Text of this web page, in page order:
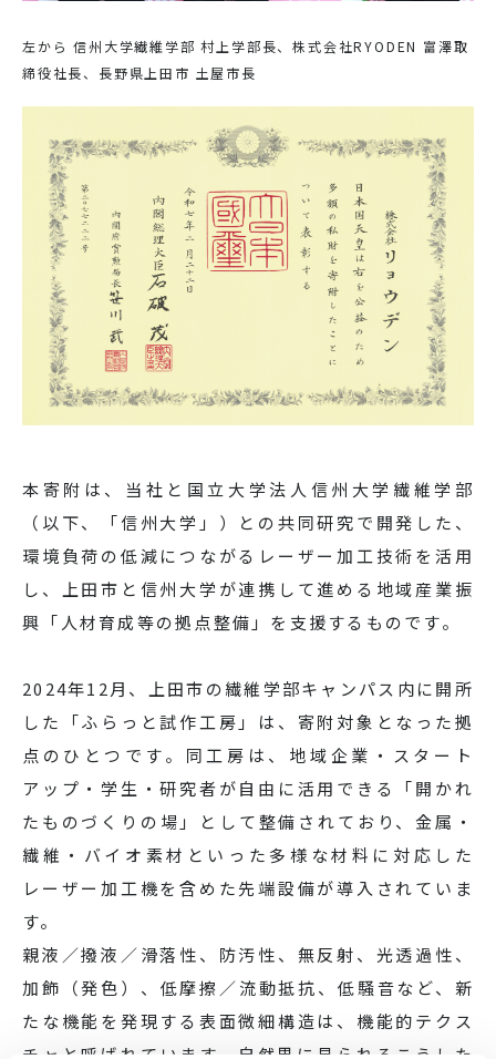
左から 信州大学繊維学部 村上学部長、株式会社RYODEN 富澤取
締役社長、長野県上田市 土屋市長
本寄附は、当社と国立大学法人信州大学繊維学部
（以下、「信州大学」）との共同研究で開発した、
環境負荷の低減につながるレーザー加工技術を活用
し、上田市と信州大学が連携して進める地域産業振
興「人材育成等の拠点整備」を支援するものです。
2024年12月、上田市の繊維学部キャンパス内に開所
した「ふらっと試作工房」は、寄附対象となった拠
点のひとつです。同工房は、地域企業・スタート
アップ・学生・研究者が自由に活用できる「開かれ
たものづくりの場」として整備されており、金属・
繊維・バイオ素材といった多様な材料に対応した
レーザー加工機を含めた先端設備が導入されていま
す。
親液／撥液／滑落性、防汚性、無反射、光透過性、
加飾（発色）、低摩擦／流動抵抗、低騒音など、新
たな機能を発現する表面微細構造は、機能的テクス
チャと呼ばれています。自然界に見られるこうした